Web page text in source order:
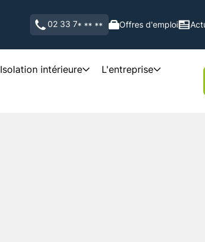
02 33 7* ** ** Offres d'emploi
Isolation intérieure
L'entreprise